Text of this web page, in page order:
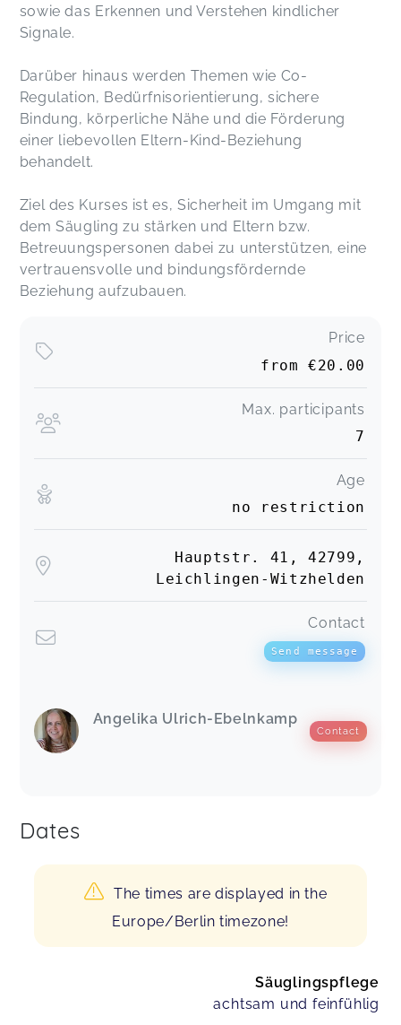
sowie das Erkennen und Verstehen kindlicher
Signale.
Darüber hinaus werden Themen wie Co-
Regulation, Bedürfnisorientierung, sichere
Bindung, körperliche Nähe und die Förderung
einer liebevollen Eltern-Kind-Beziehung
behandelt.
Ziel des Kurses ist es, Sicherheit im Umgang mit
dem Säugling zu stärken und Eltern bzw.
Betreuungspersonen dabei zu unterstützen, eine
vertrauensvolle und bindungsfördernde
Beziehung aufzubauen.
Price
from€20.00
Max. participants
7
Age
no restriction
Hauptstr. 41, 42799,
Leichlingen-Witzhelden
Contact
Send message
Angelika Ulrich-Ebelnkamp
Contact
Dates
The times are displayed in the
Europe/Berlin timezone!
Säuglingspflege
achtsam und feinfühlig